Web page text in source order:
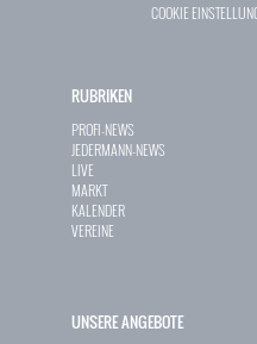
COOKIE
RUBRIKEN
PROFI-NEWS
JEDERMANN-NEWS
LIVE
MARKT
KALENDER
VEREINE
UNSERE ANGEBOTE